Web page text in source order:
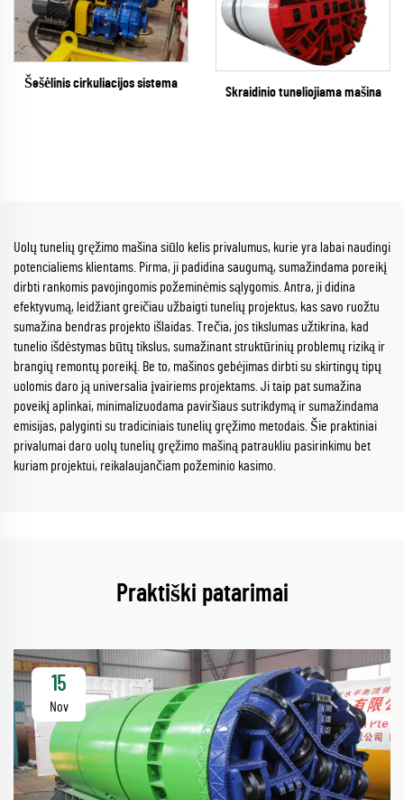
Šešėlinis cirkuliacijos sistema
Skraidinio tuneliojiama mašina
Uolų tunelių gręžimo mašina siūlo kelis privalumus, kurie yra labai naudingi
potencialiems klientams. Pirma, ji padidina saugumą, sumažindama poreikį
dirbti rankomis pavojingomis požeminėmis sąlygomis. Antra, ji didina
efektyvumą, leidžiant greičiau užbaigti tunelių projektus, kas savo ruožtu
sumažina bendras projekto išlaidas. Trečia, jos tikslumas užtikrina, kad
tunelio išdėstymas būtų tikslus, sumažinant struktūrinių problemų riziką ir
brangių remontų poreikį. Be to, mašinos gebėjimas dirbti su skirtingų tipų
uolomis daro ją universalia įvairiems projektams. Ji taip pat sumažina
poveikį aplinkai, minimalizuodama paviršiaus sutrikdymą ir sumažindama
emisijas, palyginti su tradiciniais tunelių gręžimo metodais. Šie praktiniai
privalumai daro uolų tunelių gręžimo mašiną patraukliu pasirinkimu bet
kuriam projektui, reikalaujančiam požeminio kasimo.
Praktiški patarimai
15
Nov